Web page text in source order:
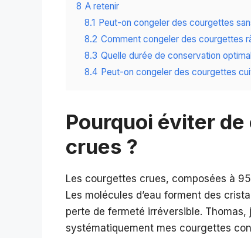
8 A retenir
8.1 Peut-on congeler des courgettes
8.2 Comment congeler des courgettes
8.3 Quelle durée de conservation
8.4 Peut-on congeler des courgettes
Pourquoi éviter
crues ?
Les courgettes crues, composées à
Les molécules d’eau forment des
perte de fermeté irréversible.
systématiquement mes courgettes